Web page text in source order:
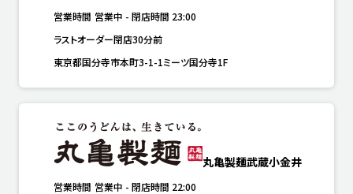
営業時間 営業中 - 閉店時間 23:00
ラストオーダー閉店30分前
東京都国分寺市本町3-1-1ミーツ国分寺1F
丸亀製麺武蔵小金井
営業時間 営業中 - 閉店時間 22:00